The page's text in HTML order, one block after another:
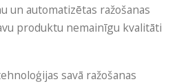
un automatizētas ražošanas
produktu nemainīgu kvalitāti
savā ražošanas